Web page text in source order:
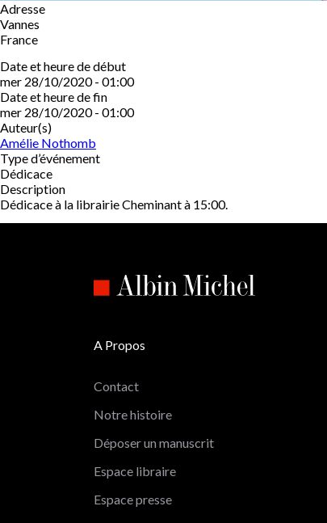
Adresse
Vannes
France
Date et heure de début
mer 28/10/2020 - 01:00
Date et heure de fin
mer 28/10/2020 - 01:00
Auteur(s)
Amélie Nothomb
Type d’événement
Dédicace
Description
Dédicace à la librairie Cheminant à 15:00.
A Propos
Contact
Notre histoire
Déposer un manuscrit
Espace libraire
Espace presse